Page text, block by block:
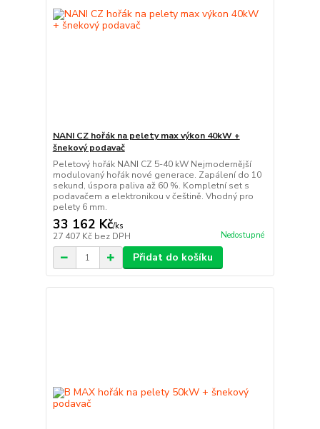
NANI CZ hořák na pelety max výkon 40kW +
šnekový podavač
Peletový hořák NANI CZ 5-40 kW Nejmodernější
modulovaný hořák nové generace. Zapálení do 10
sekund, úspora paliva až 60 %. Kompletní set s
podavačem a elektronikou v češtině. Vhodný pro
pelety 6 mm.
33 162 Kč/ks
27 407 Kč bez DPH Nedostupné
Přidat do košíku